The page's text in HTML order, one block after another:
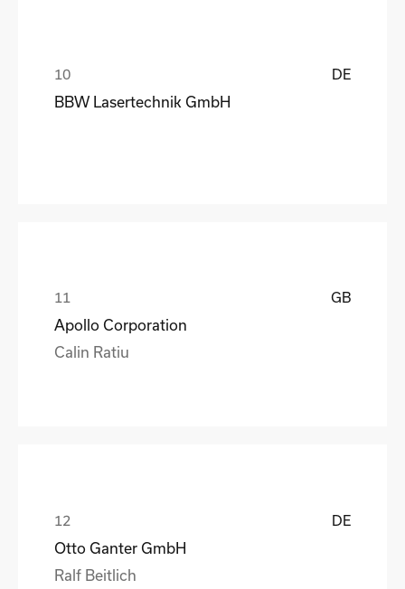
DE
BBW Lasertechnik GmbH
GB
Apollo Corporation
Calin Ratiu
DE
Otto Ganter GmbH
Ralf Beitlich